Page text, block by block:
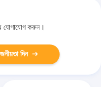
যোগাযোগ করুন।
দিন